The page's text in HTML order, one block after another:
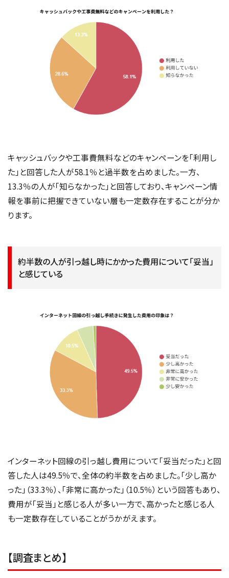
キャッシュバックや工事費無料などのキャンペーンを「利用し
た」と回答した人が58.1％と過半数を占めました。一方、
13.3％の人が「知らなかった」と回答しており、キャンペーン情
報を事前に把握できていない層も一定数存在することが分か
ります。
約半数の人が引っ越し時にかかった費用について「妥当」
と感じている
インターネット回線の引っ越し費用について「妥当だった」と回
答した人は49.5％で、全体の約半数を占めました。「少し高か
った」（33.3％）、「非常に高かった」（10.5％）という回答もあり、
費用が「妥当」と感じる人が多い一方で、高かったと感じる人
も一定数存在していることがうかがえます。
【調査まとめ】